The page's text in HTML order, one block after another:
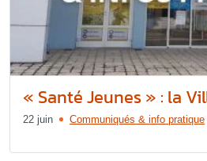
« Santé Jeunes » : la
22 juin Communiqués & info pratique